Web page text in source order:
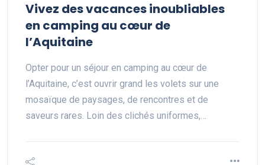
Vivez des vacances inoubliables
en camping au cœur de
l’Aquitaine
Opter pour un séjour en camping au cœur de
l’Aquitaine, c’est ouvrir grand les volets sur une
mosaïque de paysages, de rencontres et de
saveurs rares. Loin des clichés uniformes,…